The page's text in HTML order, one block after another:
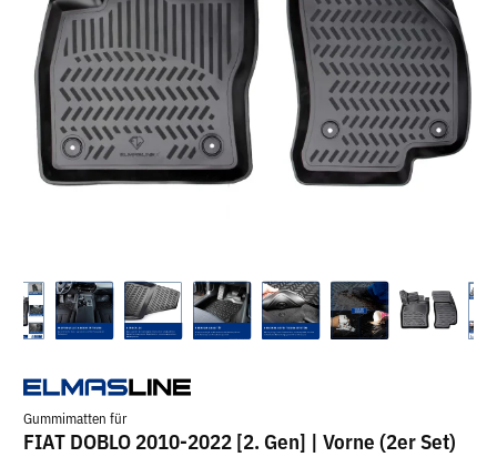
Gummimatten für
FIAT DOBLO 2010-2022 [2. Gen] | Vorne (2er Set)